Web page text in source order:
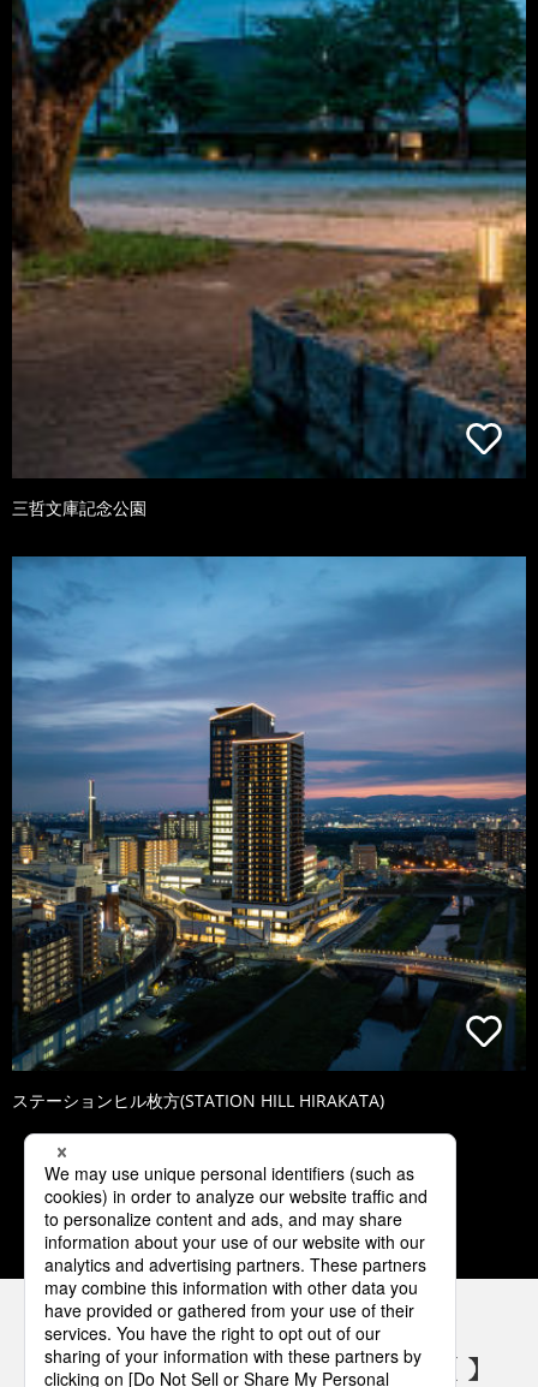
三哲文庫記念公園
ステーションヒル枚方(STATION HILL HIRAKATA)
1 2 3 4 5
パナソニックの電気設備 SNSアカウント